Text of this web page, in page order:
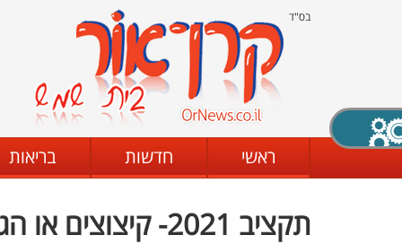
בס"ד
ראשי חדשות בריאות
תקציב 2021- קיצוצים או הגדלת גירעון
X סגירה
מצב שחור - לבן קביעת ניגודיות